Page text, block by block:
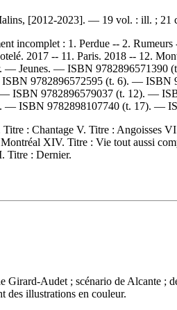
[2012-2023]. — 19 vol. : ill. ; 21
incomplet : 1. Perdue -- 2.
2017 -- 11. Paris. 2018 -- 12.
— Jeunes. — ISBN 9782896571390
ISBN 9782896572595 (t. 6). — ISBN
— ISBN 9782896579037 (t. 12). —
— ISBN 9782898107740 (t. 17). —
: Chantage V. Titre : Angoisses
XIV. Titre : Vie tout aussi
Titre : Dernier.
Girard-Audet ; scénario de Alcante
illustrations en couleur.